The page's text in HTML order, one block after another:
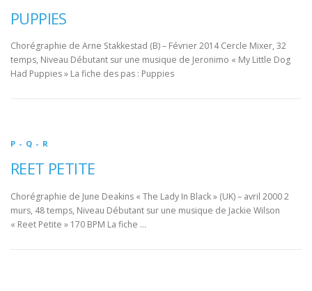
PUPPIES
Chorégraphie de Arne Stakkestad (B) – Février 2014 Cercle Mixer, 32
temps, Niveau Débutant sur une musique de Jeronimo « My Little Dog
Had Puppies » La fiche des pas : Puppies
P - Q - R
REET PETITE
Chorégraphie de June Deakins « The Lady In Black » (UK) – avril 2000 2
murs, 48 temps, Niveau Débutant sur une musique de Jackie Wilson
« Reet Petite » 170 BPM La fiche …